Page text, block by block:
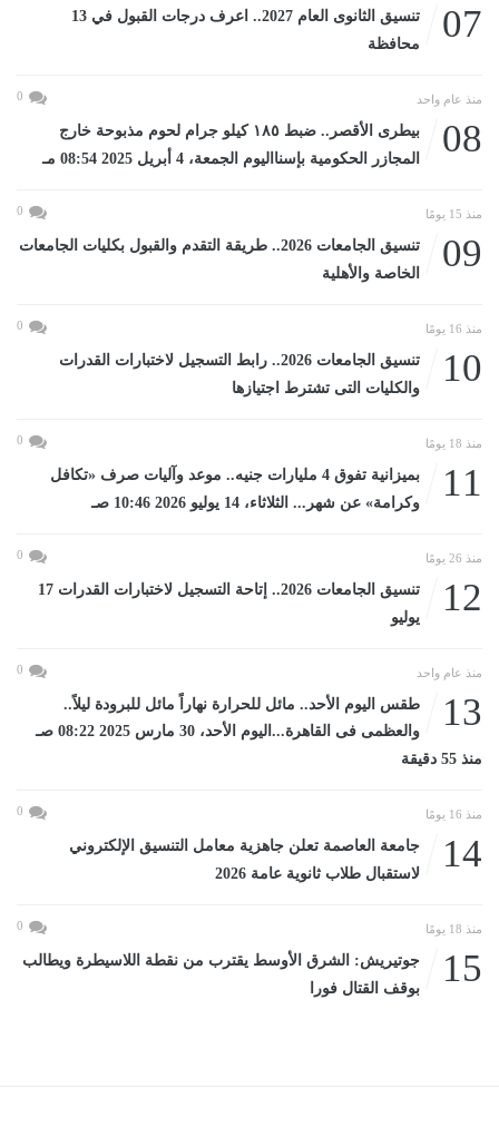
07
تنسيق الثانوى العام 2027.. اعرف درجات القبول في 13
محافظة
منذ عام واحد 0
08
بيطرى الأقصر.. ضبط ١٨٥ كيلو جرام لحوم مذبوحة خارج
المجازر الحكومية بإسنااليوم الجمعة، 4 أبريل 2025 08:54 مـ
منذ 15 يومًا 0
09
تنسيق الجامعات 2026.. طريقة التقدم والقبول بكليات الجامعات
الخاصة والأهلية
منذ 16 يومًا 0
10
تنسيق الجامعات 2026.. رابط التسجيل لاختبارات القدرات
والكليات التى تشترط اجتيازها
منذ 18 يومًا 0
11
بميزانية تفوق 4 مليارات جنيه.. موعد وآليات صرف «تكافل
وكرامة» عن شهر... الثلاثاء، 14 يوليو 2026 10:46 صـ
منذ 26 يومًا 0
12
تنسيق الجامعات 2026.. إتاحة التسجيل لاختبارات القدرات 17
يوليو
منذ عام واحد 0
13
طقس اليوم الأحد.. مائل للحرارة نهاراً مائل للبرودة ليلاً..
والعظمى فى القاهرة...اليوم الأحد، 30 مارس 2025 08:22 صـ
منذ 55 دقيقة
منذ 16 يومًا 0
14
جامعة العاصمة تعلن جاهزية معامل التنسيق الإلكتروني
لاستقبال طلاب ثانوية عامة 2026
منذ 18 يومًا 0
15
جوتيريش: الشرق الأوسط يقترب من نقطة اللاسيطرة ويطالب
بوقف القتال فورا